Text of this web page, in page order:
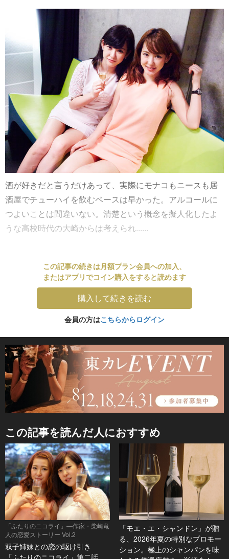
酒が好きだと言うだけあって、実際にモナコもニースも居
酒屋でチューハイを飲むペースは早かった。アルコールに
つよいことは間違いない。清楚という概念を擬人化したよ
うな高校時代の大崎からは考えられ......
この記事の続きは月額プラン会員への加入、
またはアプリでコイン購入をすると読めます
購入して続きを読む
会員の方はこちらからログイン
この記事を読んだ人におすすめ
「ふたりのニコライ」―作家・柴崎竜
人の恋愛ストーリー Vol.2
双子姉妹との恋の駆け引き
「モエ・エ・シャンドン」が贈
る、2026年夏の特別なプロモー
ション。極上のシャンパンを味